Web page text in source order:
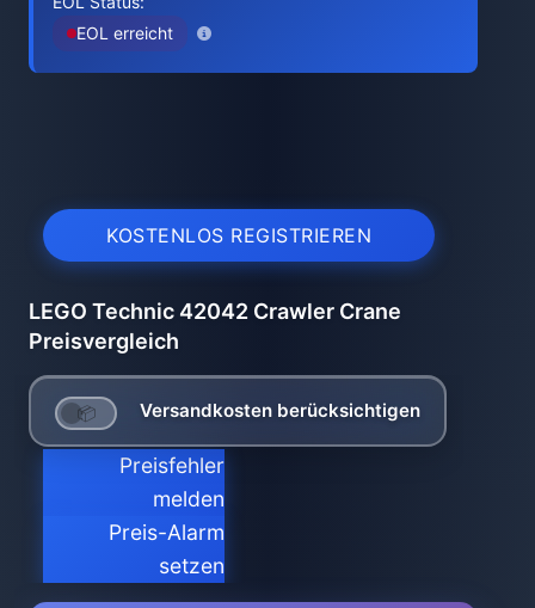
EOL erreicht
KOSTENLOS REGISTRIEREN
LEGO Technic 42042 Crawler Crane
Preisvergleich
Versandkosten berücksichtigen
Preisfehler
melden
Preis-Alarm
setzen